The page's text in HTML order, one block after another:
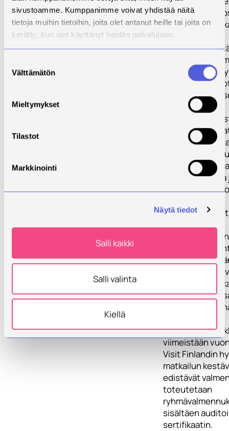
sivustoamme. Kumppanimme voivat yhdistää näitä
tietoja muihin tietoihin, joita olet antanut heille tai joita on
kerätty, kun olet käyttänyt heidän palvelujaan.
valinta
Välttämätön
Mieltymykset
Tilastot
Markkinointi
Näytä tiedot
Salli kaikki
Salli valinta
Kiellä
työntekijöiden
kestävästä
hiilijalanjäljen
niiden
Avustetaan
kehittämään
ja palvelujensa
käytäntöjensä
kehittämistä
matkailun
mukaan.
kestävyysasiat
levelille Tahkon
markkinoinnissa
yritykset
vastuulliset
4: Toteutetaan
yrityksen,
kanssa
toimintaan
valmennus,
tavoitteena on
Tahkolle
viimeistään
Visit Finlandin
matkailun
edistävät
toteutetaan
sisältäen
sertifikaatin.